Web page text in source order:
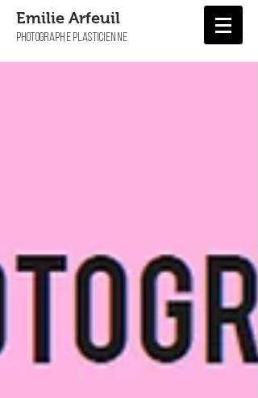
Emilie Arfeuil
PHOTOGRAPHE PLASTICIENNE